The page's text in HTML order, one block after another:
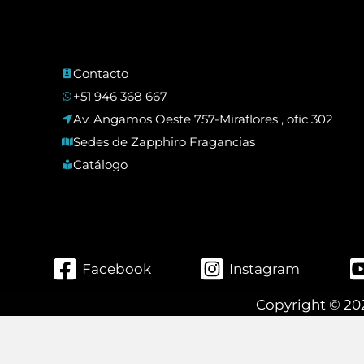
Contacto
+51 946 368 667
Av. Angamos Oeste 757-Miraflores , ofic 302
Sedes de Zapphiro Fragancias
Catálogo
Facebook Instagram
Copyright ©